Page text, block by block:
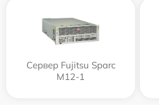
Сервер Fujitsu Sparc
M12-1